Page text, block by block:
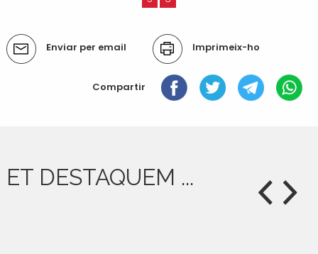
Accions
del
Enviar per email Imprimeix-ho
Compartir
ET DESTAQUEM ...